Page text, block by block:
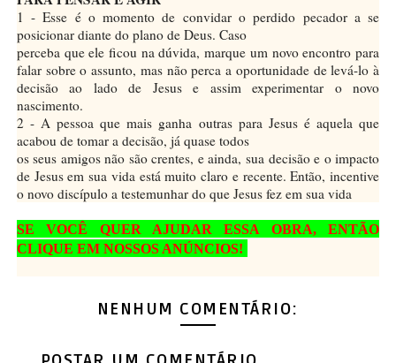
1 - Esse é o momento de convidar o perdido pecador a se
posicionar diante do plano de Deus. Caso
perceba que ele ficou na dúvida, marque um novo encontro para
falar sobre o assunto, mas não perca a oportunidade de levá-lo à
decisão ao lado de Jesus e assim experimentar o novo
nascimento.
2 - A pessoa que mais ganha outras para Jesus é aquela que
acabou de tomar a decisão, já quase todos
os seus amigos não são crentes, e ainda, sua decisão e o impacto
de Jesus em sua vida está muito claro e recente. Então, incentive
o novo discípulo a testemunhar do que Jesus fez em sua vida
SE VOCÊ QUER AJUDAR ESSA OBRA, ENTÃO
CLIQUE EM NOSSOS ANÚNCIOS!
NENHUM COMENTÁRIO: